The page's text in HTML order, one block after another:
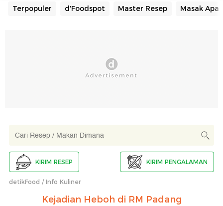
Terpopuler d'Foodspot Master Resep Masak Apa
KIRIM RESEP KIRIM PENGALAMAN
detikFood Info Kuliner
Kejadian Heboh di RM Padang